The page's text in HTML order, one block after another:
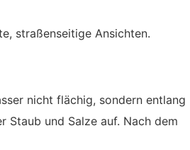
straßenseitige Ansichten.
nicht flächig, sondern entlang
Staub und Salze auf. Nach dem